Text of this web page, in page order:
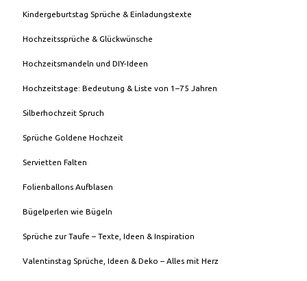
Kindergeburtstag Sprüche & Einladungstexte
Hochzeitssprüche & Glückwünsche
Hochzeitsmandeln und DIY-Ideen
Hochzeitstage: Bedeutung & Liste von 1–75 Jahren
Silberhochzeit Spruch
Sprüche Goldene Hochzeit
Servietten Falten
Folienballons Aufblasen
Bügelperlen wie Bügeln
Sprüche zur Taufe – Texte, Ideen & Inspiration
Valentinstag Sprüche, Ideen & Deko – Alles mit Herz